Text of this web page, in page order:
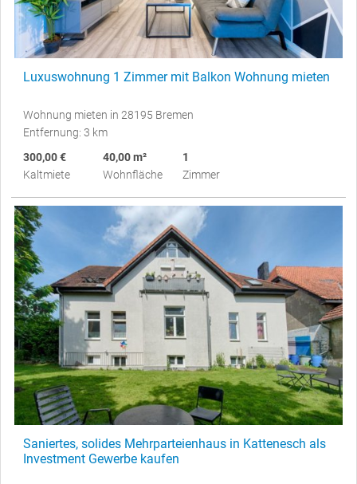
Luxuswohnung 1 Zimmer mit Balkon Wohnung mieten
Wohnung mieten in 28195 Bremen
Entfernung: 3 km
300,00 €
Kaltmiete
40,00 m²
Wohnfläche
1
Zimmer
Saniertes, solides Mehrparteienhaus in Kattenesch als
Investment Gewerbe kaufen